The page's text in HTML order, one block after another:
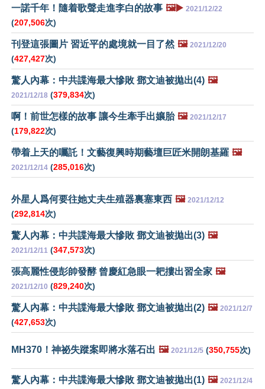
一諾千年！隨着歌聲走進李白的故事 🖼️▶️ 2021/12/22
(207,506次)
刊登這張圖片 習近平的處境就一目了然 🖼️ 2021/12/20
(427,427次)
驚人內幕：中共諜海最大慘敗 鄧文迪被拋出(4) 🖼️
2021/12/18 (379,834次)
啊！前世怎樣的故事 讓今生牽手出孃胎 🖼️ 2021/12/17
(179,822次)
帶着上天的囑託！文藝復興時期藝壇巨匠米開朗基羅 🖼️
2021/12/14 (285,016次)
外星人爲何要往她丈夫生殖器裏塞東西 🖼️ 2021/12/12
(292,814次)
驚人內幕：中共諜海最大慘敗 鄧文迪被拋出(3) 🖼️
2021/12/11 (347,573次)
張高麗性侵彭帥發酵 曾慶紅急眼一耙摟出習全家 🖼️
2021/12/10 (829,240次)
驚人內幕：中共諜海最大慘敗 鄧文迪被拋出(2) 🖼️ 2021/12/7
(427,653次)
MH370！神祕失蹤案即將水落石出 🖼️ 2021/12/5 (350,755次)
驚人內幕：中共諜海最大慘敗 鄧文迪被拋出(1) 🖼️ 2021/12/4